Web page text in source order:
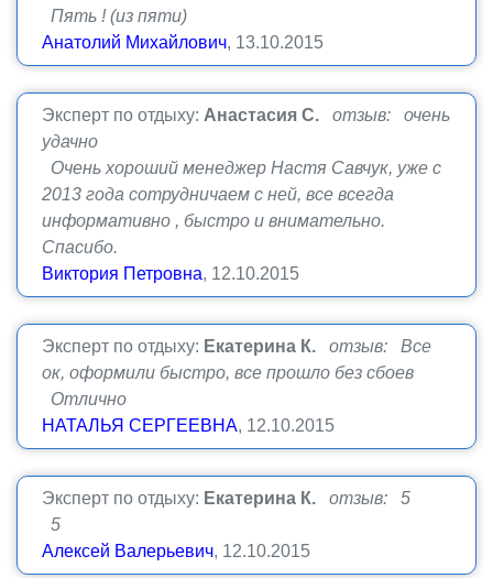
Пять ! (из пяти)
Анатолий Михайлович, 13.10.2015
Эксперт по отдыху: Анастасия С.
отзыв: очень
удачно
Очень хороший менеджер Настя Савчук, уже с
2013 года сотрудничаем с ней, все всегда
информативно , быстро и внимательно.
Спасибо.
Виктория Петровна, 12.10.2015
Эксперт по отдыху: Екатерина К.
отзыв: Все
ок, оформили быстро, все прошло без сбоев
Отлично
НАТАЛЬЯ СЕРГЕЕВНА, 12.10.2015
Эксперт по отдыху: Екатерина К.
отзыв: 5
5
Алексей Валерьевич, 12.10.2015